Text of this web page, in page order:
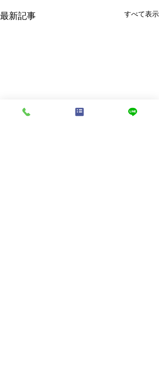
最新記事 すべて表示